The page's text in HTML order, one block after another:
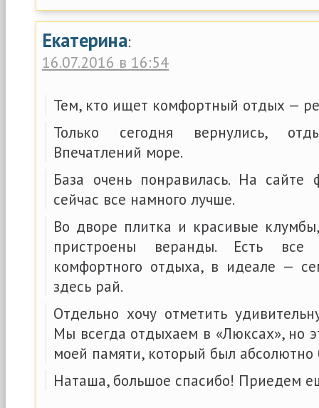
Екатерина:
16.07.2016 в 16:54
Тем, кто ищет комфортный отдых —
Только сегодня вернулись,
Впечатлений море.
База очень понравилась. На сайте
сейчас все намного лучше.
Во дворе плитка и красивые
пристроены веранды. Есть все
комфортного отдыха, в идеале —
здесь рай.
Отдельно хочу отметить
Мы всегда отдыхаем в «Люксах», но
моей памяти, который был абсолютно
Наташа, большое спасибо! Приедем